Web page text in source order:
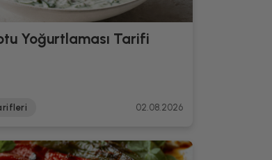
Yoğurtlaması Tarifi
02.08.2026